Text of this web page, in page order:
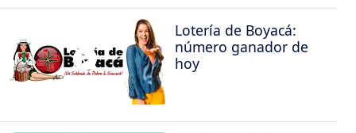
Lotería de Boyacá:
número ganador de
hoy